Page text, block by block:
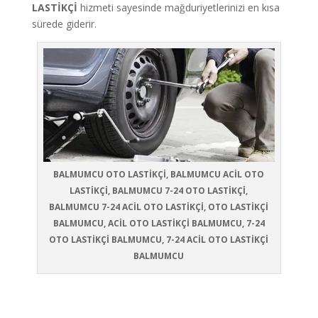
LASTİKÇİ hizmeti sayesinde mağduriyetlerinizi en kısa
sürede giderir.
BALMUMCU OTO LASTİKÇİ, BALMUMCU ACİL OTO
LASTİKÇİ, BALMUMCU 7-24 OTO LASTİKÇİ,
BALMUMCU 7-24 ACİL OTO LASTİKÇİ, OTO LASTİKÇİ
BALMUMCU, ACİL OTO LASTİKÇİ BALMUMCU, 7-24
OTO LASTİKÇİ BALMUMCU, 7-24 ACİL OTO LASTİKÇİ
BALMUMCU